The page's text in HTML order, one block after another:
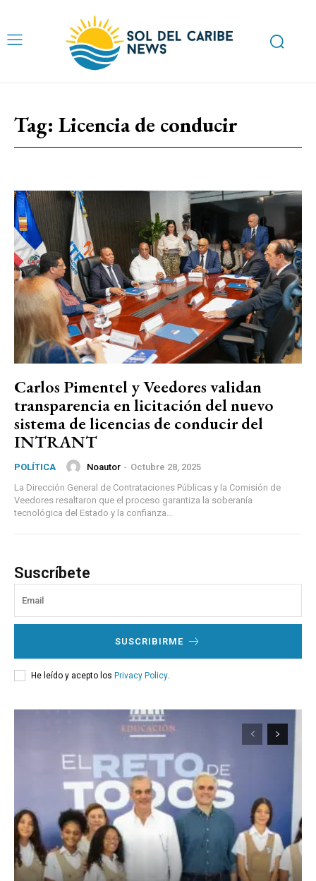
Tag: Licencia de conducir
Carlos Pimentel y Veedores validan
transparencia en licitación del nuevo
sistema de licencias de conducir del
INTRANT
POLÍTICA Noautor - Octubre 28, 2025
La Dirección General de Contrataciones Públicas y la Comisión de
Veedores resaltaron que el proceso garantiza la soberanía
tecnológica del Estado y la confianza...
Suscríbete
SUSCRIBIRME
He leído y acepto los Privacy Policy.